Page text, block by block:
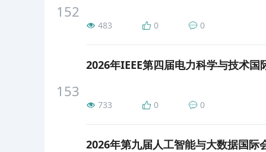
152
483 0 0
153
2026年IEEE第四届电力科学与技术国
733 0 0
2026年第九届人工智能与大数据国际